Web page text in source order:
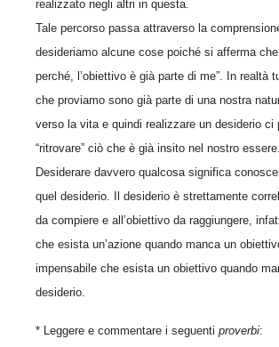
realizzato negli altri in questa.
Tale percorso passa attraverso la
desideriamo alcune cose poiché si afferma
perché, l’obiettivo è già parte di me”. In realtà
che proviamo sono già parte di una nostra
verso la vita e quindi realizzare un desiderio ci
“ritrovare” ciò che è già insito nel nostro essere.
Desiderare davvero qualcosa significa
quel desiderio. Il desiderio è strettamente
da compiere e all’obiettivo da raggiungere,
che esista un’azione quando manca un
impensabile che esista un obiettivo quando
desiderio.
* Leggere e commentare i seguenti proverbi: